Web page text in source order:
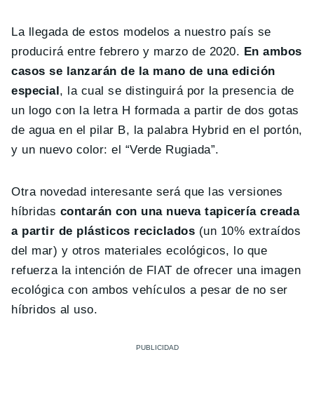
La llegada de estos modelos a nuestro país se
producirá entre febrero y marzo de 2020. En ambos
casos se lanzarán de la mano de una edición
especial, la cual se distinguirá por la presencia de
un logo con la letra H formada a partir de dos gotas
de agua en el pilar B, la palabra Hybrid en el portón,
y un nuevo color: el “Verde Rugiada”.
Otra novedad interesante será que las versiones
híbridas contarán con una nueva tapicería creada
a partir de plásticos reciclados (un 10% extraídos
del mar) y otros materiales ecológicos, lo que
refuerza la intención de FIAT de ofrecer una imagen
ecológica con ambos vehículos a pesar de no ser
híbridos al uso.